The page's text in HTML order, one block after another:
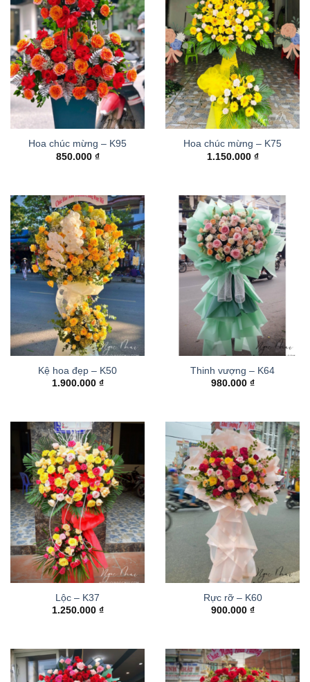
Hoa chúc mừng – K95
850.000 ₫
Hoa chúc mừng – K75
1.150.000 ₫
Kệ hoa đẹp – K50
1.900.000 ₫
Thinh vượng – K64
980.000 ₫
Lộc – K37
1.250.000 ₫
Rực rỡ – K60
900.000 ₫